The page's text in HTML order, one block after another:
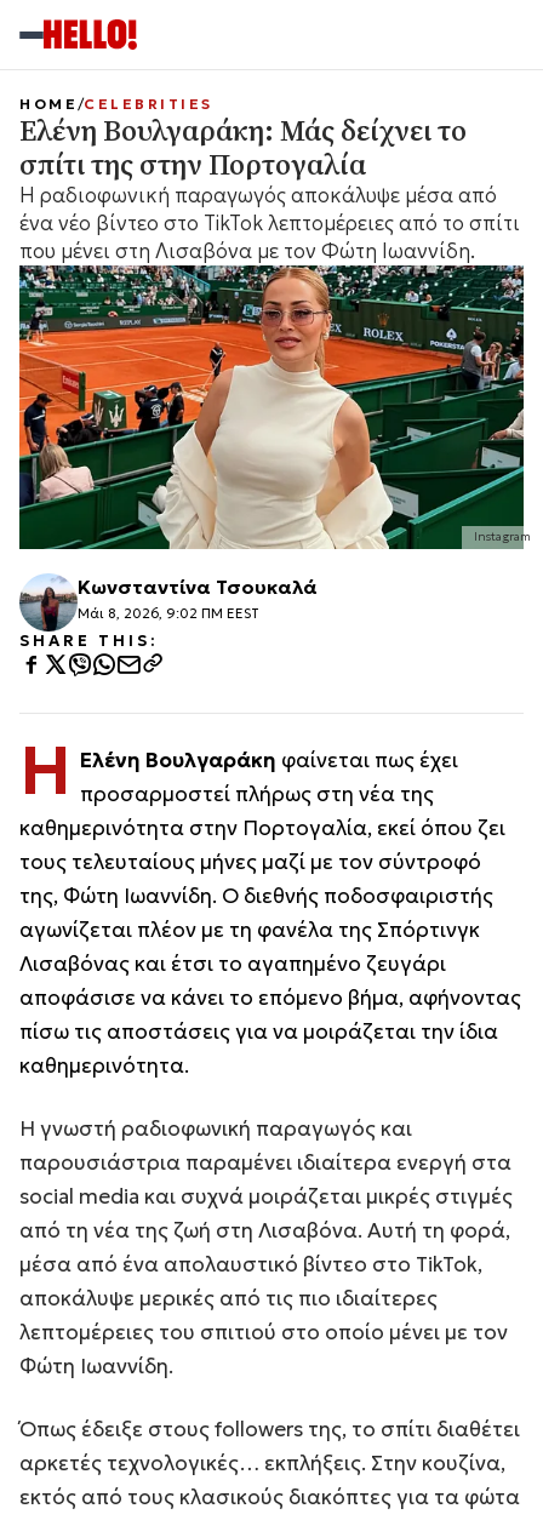
Instagram
HOME CELEBRITIES
Ελένη Βουλγαράκη: Μάς δείχνει το
σπίτι της στην Πορτογαλία
Η ραδιοφωνική παραγωγός αποκάλυψε μέσα από
ένα νέο βίντεο στο TikTok λεπτομέρειες από το σπίτι
που μένει στη Λισαβόνα με τον Φώτη Ιωαννίδη.
Κωνσταντίνα Τσουκαλά
Μάι 8, 2026, 9:02 ΠΜ EEST
SHARE THIS:
Η Ελένη Βουλγαράκη φαίνεται πως έχει
προσαρμοστεί πλήρως στη νέα της
καθημερινότητα στην Πορτογαλία, εκεί όπου ζει
τους τελευταίους μήνες μαζί με τον σύντροφό
της, Φώτη Ιωαννίδη. Ο διεθνής ποδοσφαιριστής
αγωνίζεται πλέον με τη φανέλα της Σπόρτινγκ
Λισαβόνας και έτσι το αγαπημένο ζευγάρι
αποφάσισε να κάνει το επόμενο βήμα, αφήνοντας
πίσω τις αποστάσεις για να μοιράζεται την ίδια
καθημερινότητα.
Η γνωστή ραδιοφωνική παραγωγός και
παρουσιάστρια παραμένει ιδιαίτερα ενεργή στα
social media και συχνά μοιράζεται μικρές στιγμές
από τη νέα της ζωή στη Λισαβόνα. Αυτή τη φορά,
μέσα από ένα απολαυστικό βίντεο στο TikTok,
αποκάλυψε μερικές από τις πιο ιδιαίτερες
λεπτομέρειες του σπιτιού στο οποίο μένει με τον
Φώτη Ιωαννίδη.
Όπως έδειξε στους followers της, το σπίτι διαθέτει
αρκετές τεχνολογικές… εκπλήξεις. Στην κουζίνα,
εκτός από τους κλασικούς διακόπτες για τα φώτα